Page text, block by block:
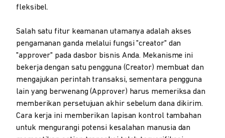
fleksibel.
Salah satu fitur keamanan utamanya adalah akses
pengamanan ganda melalui fungsi "creator" dan
"approver" pada dasbor bisnis Anda. Mekanisme ini
bekerja dengan satu pengguna (Creator) membuat dan
mengajukan perintah transaksi, sementara pengguna
lain yang berwenang (Approver) harus memeriksa dan
memberikan persetujuan akhir sebelum dana dikirim.
Cara kerja ini memberikan lapisan kontrol tambahan
untuk mengurangi potensi kesalahan manusia dan